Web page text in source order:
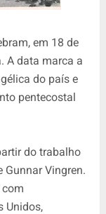
em 18 de
A data marca a
do país e
pentecostal
do trabalho
Gunnar Vingren.
Unidos,